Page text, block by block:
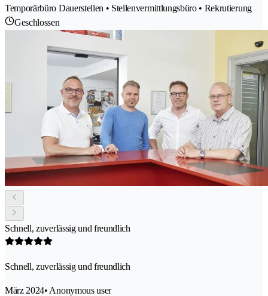
Temporärbüro Dauerstellen • Stellenvermittlungsbüro • Rekrutierung
Geschlossen
Schnell, zuverlässig und freundlich
Schnell, zuverlässig und freundlich
März 2024• Anonymous user